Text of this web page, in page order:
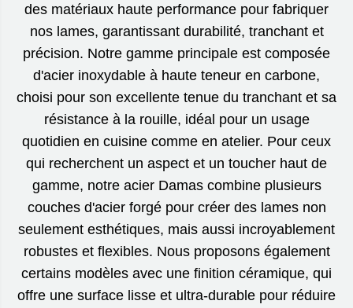
des matériaux haute performance pour fabriquer
nos lames, garantissant durabilité, tranchant et
précision. Notre gamme principale est composée
d'acier inoxydable à haute teneur en carbone,
choisi pour son excellente tenue du tranchant et sa
résistance à la rouille, idéal pour un usage
quotidien en cuisine comme en atelier. Pour ceux
qui recherchent un aspect et un toucher haut de
gamme, notre acier Damas combine plusieurs
couches d'acier forgé pour créer des lames non
seulement esthétiques, mais aussi incroyablement
robustes et flexibles. Nous proposons également
certains modèles avec une finition céramique, qui
offre une surface lisse et ultra-durable pour réduire